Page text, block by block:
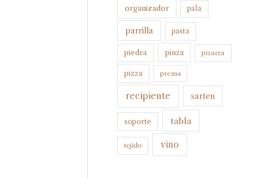
organizador pala
parrilla pasta
piedra pinza pizarra
pizza prensa
recipiente sarten
soporte tabla
tejido vino